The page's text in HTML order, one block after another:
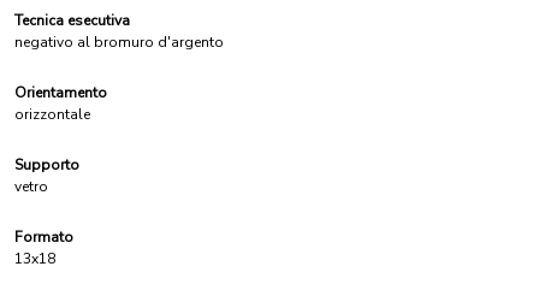
Tecnica esecutiva
negativo al bromuro d'argento
Orientamento
orizzontale
Supporto
vetro
Formato
13x18